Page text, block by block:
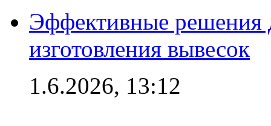
Эффективные решения
изготовления вывесок
1.6.2026, 13:12